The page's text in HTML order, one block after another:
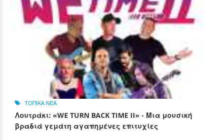
ΤΟΠΙΚΑ ΝΕΑ
Λουτράκι: «WE TURN BACK TIME II» - Μια μουσική
βραδιά γεμάτη αγαπημένες επιτυχίες